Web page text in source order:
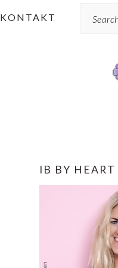
KONTAKT
PRIMÆR
IB BY HEART